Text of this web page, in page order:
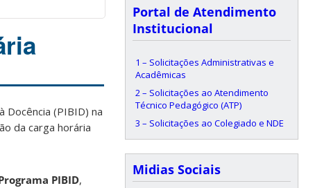
Docência (PIBID) na
da carga horária
PIBID,
Portal de Atendimento
Institucional
1 – Solicitações Administrativas e
Acadêmicas
2 – Solicitações ao Atendimento
Técnico Pedagógico (ATP)
3 – Solicitações ao Colegiado e NDE
Midias Sociais